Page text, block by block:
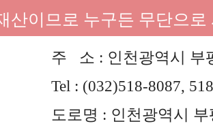
산이므로 누구든 무단으
주 소 : 인천광역시 부
Tel : (032)518-8087,
도로명 : 인천광역시